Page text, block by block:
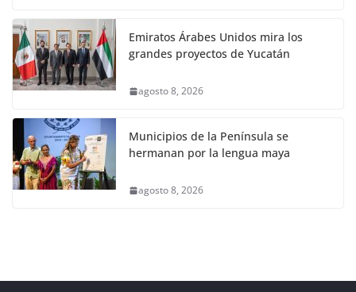
Emiratos Árabes Unidos mira los
grandes proyectos de Yucatán
agosto 8, 2026
Municipios de la Península se
hermanan por la lengua maya
agosto 8, 2026